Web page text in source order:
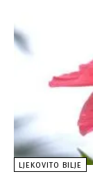
LJEKOVITO BILJE